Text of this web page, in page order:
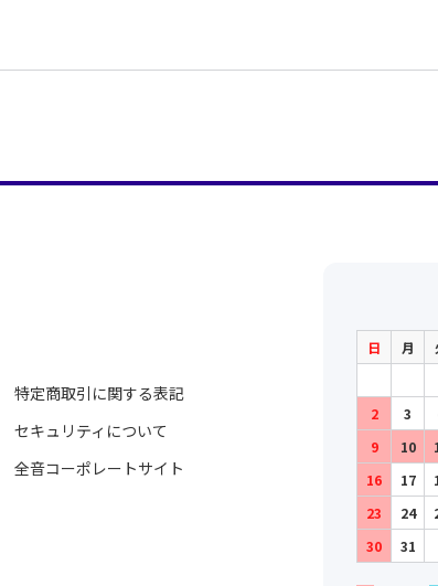
特定商取引に関する表記
セキュリティについて
全音コーポレートサイト
日 月
2
3
9
10
16
17
23
24
30
31